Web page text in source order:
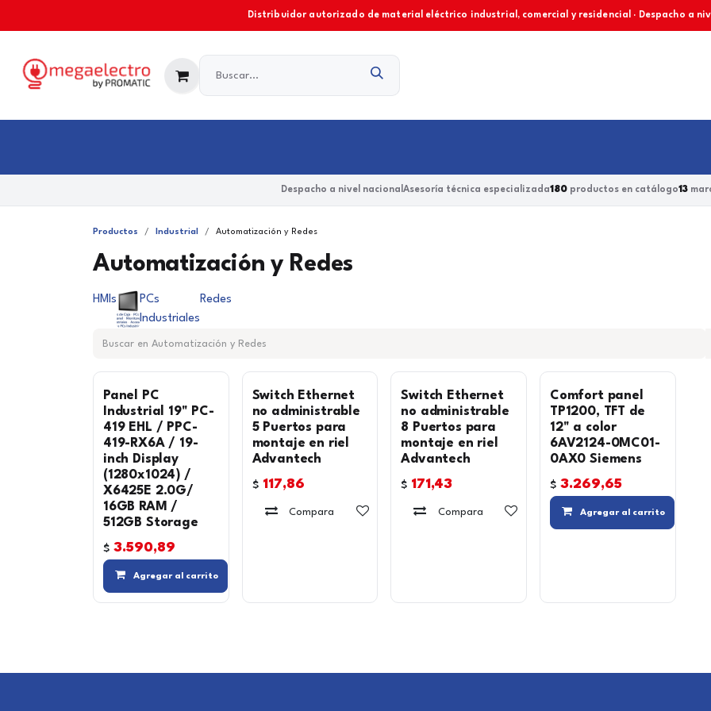
Distribuidor autorizado de material eléctrico industrial, comercial y residencial · Despacho a
Despacho a nivel nacional Asesoría técnica especializada180 productos en catálogo13
Productos Industrial Automatización y Redes
Automatización y Redes
HMIs
PCs
Industriales
Redes
Panel PC
Industrial 19" PC-
419 EHL / PPC-
419-RX6A / 19-
inch Display
(1280x1024) /
X6425E 2.0G/
16GB RAM /
512GB Storage
$ 3.590,89
Agregar al carrito
Switch Ethernet
no administrable
5 Puertos para
montaje en riel
Advantech
$ 117,86
Compara Agregar a la lista de deseos
Switch Ethernet
no administrable
8 Puertos para
montaje en riel
Advantech
$ 171,43
Compara Agregar a la lista de deseos
Comfort panel
TP1200, TFT de
12" a color
6AV2124-0MC01-
0AX0 Siemens
$ 3.269,65
Agregar al carrito